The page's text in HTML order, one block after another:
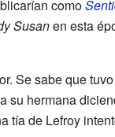
como
Susanen esta
Se sabe que
su hermana
tía de Lefroy